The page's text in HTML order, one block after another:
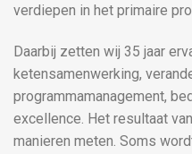
verdiepen in het primaire
Daarbij zetten wij 35 jaar
ketensamenwerking,
programmamanagement,
excellence. Het resultaat
manieren meten. Soms